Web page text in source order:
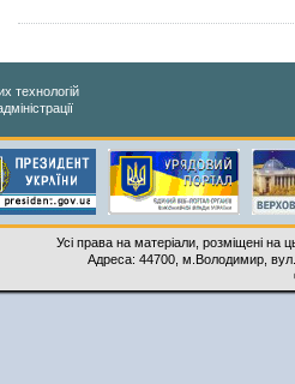
технологій
Усі права на матеріали, розміщені на
Адреса: 44700, м.Володимир,